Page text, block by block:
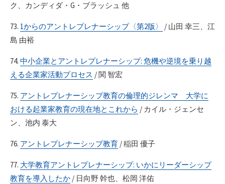
ク、カンディダ・G・ブラッシュ 他
73. 1からのアントレプレナーシップ〈第2版〉
/ 山田 幸三、江
島 由裕
74. 中小企業とアントレプレナーシップ: 危機や逆境を乗り越
える企業家活動プロセス / 関 智宏
75. アントレプレナーシップ教育の倫理的ジレンマ 大学に
おける起業家教育の現在地とこれから / カイル・ジェンセ
ン、池内 泰大
76. アントレプレナーシップ教育 / 稲田 優子
77. 大学教育アントレプレナーシップ: いかにリーダーシップ
教育を導入したか / 日向野 幹也、松岡 洋佑